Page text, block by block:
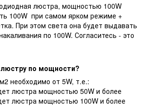
люстра, мощностью 100W
100W при самом ярком режиме +
При этом света она будет выдавать
по 100W. Согласитесь - это
по мощности?
необходимо от 5W, т.е.:
люстра мощностью 50W и более
люстра мощностью 100W и более